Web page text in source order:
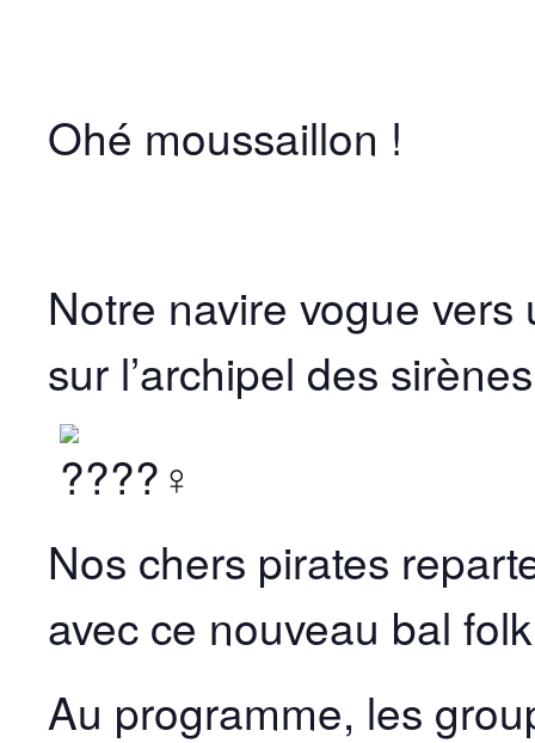
Ohé moussaillon !
Notre navire vogue
sur l’archipel des
Nos chers pirates
avec ce nouveau bal
Au programme, les